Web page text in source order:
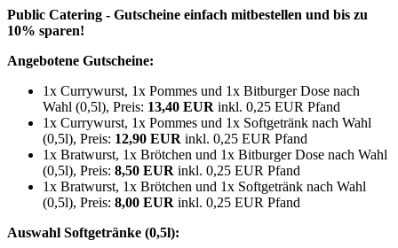
Public Catering - Gutscheine einfach mitbestellen und bis zu
10% sparen!
Angebotene Gutscheine:
1x Currywurst, 1x Pommes und 1x Bitburger Dose nach
Wahl (0,5l), Preis: 13,40 EUR inkl. 0,25 EUR Pfand
1x Currywurst, 1x Pommes und 1x Softgetränk nach Wahl
(0,5l), Preis: 12,90 EUR inkl. 0,25 EUR Pfand
1x Bratwurst, 1x Brötchen und 1x Bitburger Dose nach Wahl
(0,5l), Preis: 8,50 EUR inkl. 0,25 EUR Pfand
1x Bratwurst, 1x Brötchen und 1x Softgetränk nach Wahl
(0,5l), Preis: 8,00 EUR inkl. 0,25 EUR Pfand
Auswahl Softgetränke (0,5l):